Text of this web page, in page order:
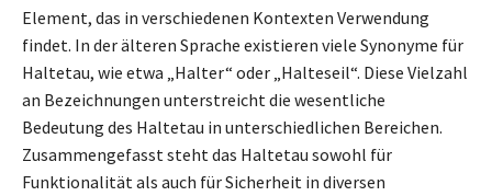
Element, das in verschiedenen Kontexten Verwendung
findet. In der älteren Sprache existieren viele Synonyme für
Haltetau, wie etwa „Halter“ oder „Halteseil“. Diese Vielzahl
an Bezeichnungen unterstreicht die wesentliche
Bedeutung des Haltetau in unterschiedlichen Bereichen.
Zusammengefasst steht das Haltetau sowohl für
Funktionalität als auch für Sicherheit in diversen